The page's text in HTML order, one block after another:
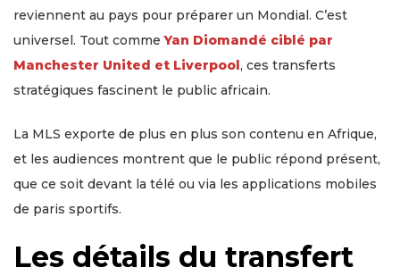
reviennent au pays pour préparer un Mondial. C’est
universel. Tout commeYan Diomandé ciblé par
Manchester United et Liverpool , ces transferts
stratégiques fascinent le public africain.
La MLS exporte de plus en plus son contenu en Afrique,
et les audiences montrent que le public répond présent,
que ce soit devant la télé ou via les applications mobiles
de paris sportifs.
Les détails du transfert